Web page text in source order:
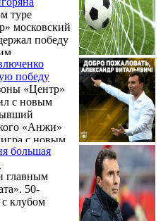
туре
московский
победу
у
тренера –
победу
«Центр»
с новым
«Анжи»
с новым
футболисты
счетом 2:1,
со счетом
большая
главным
50-
клубом